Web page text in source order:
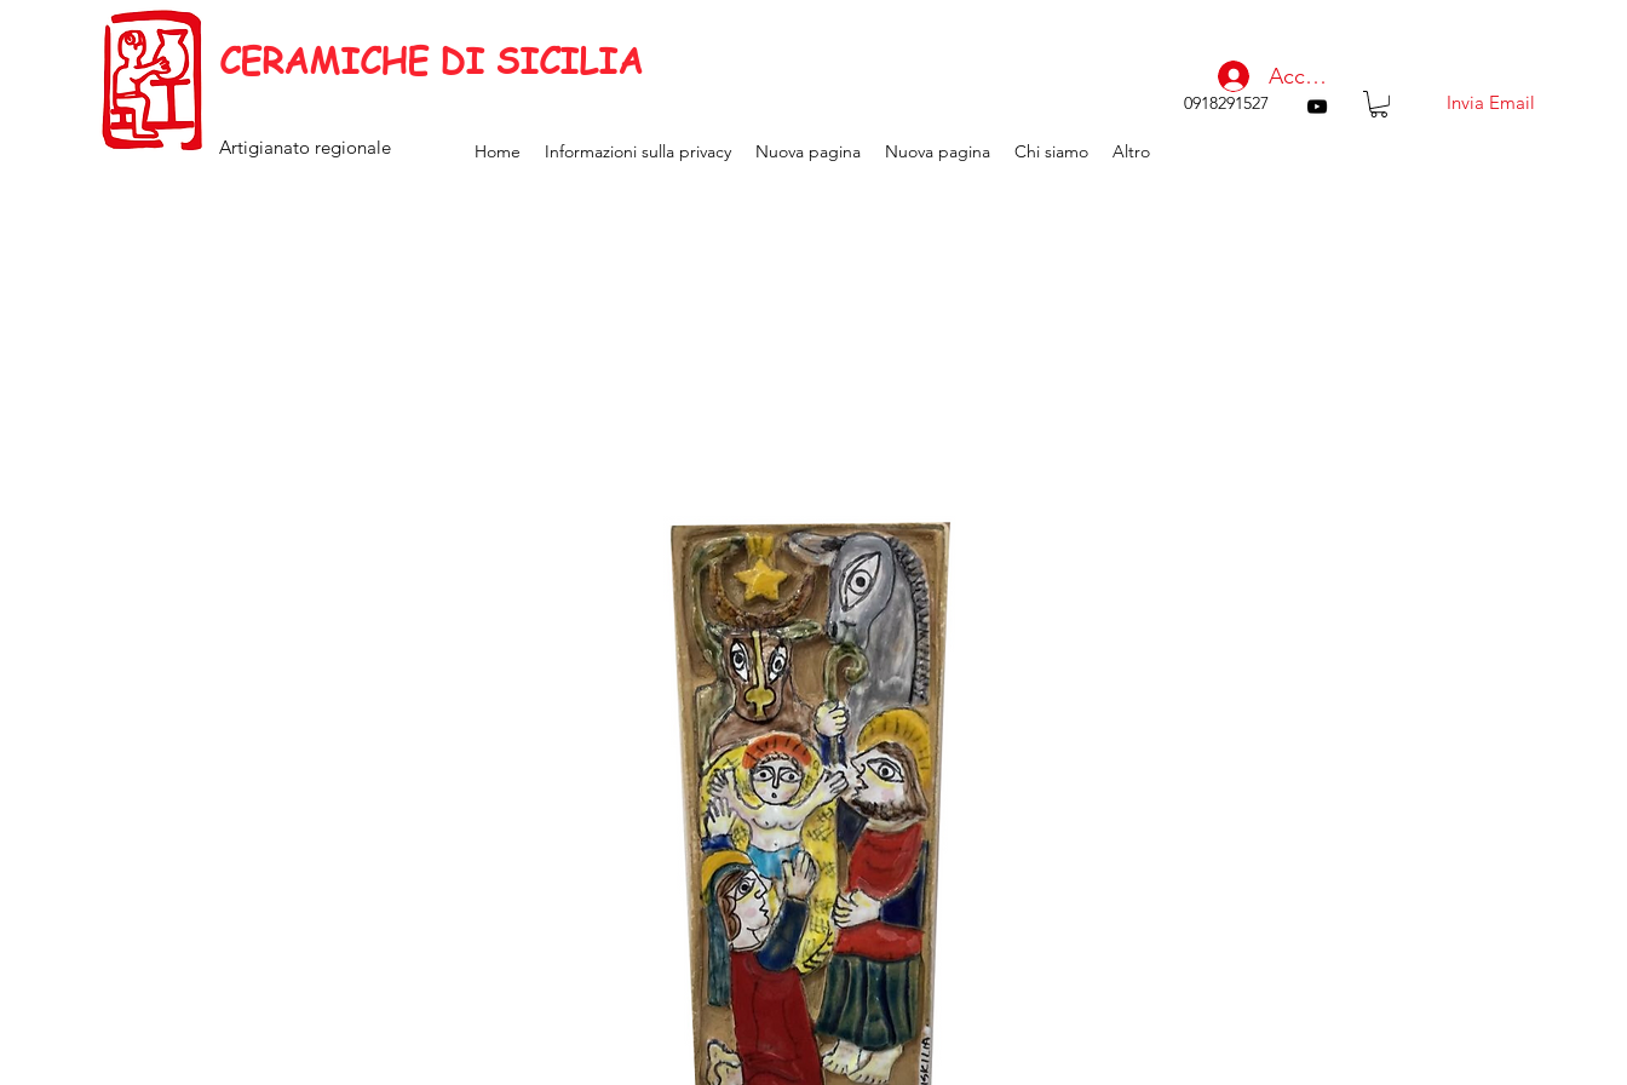
CERAMICHE DI SICILIA
Artigianato regionale
0918291527 Invia Email
Home Informazioni sulla privacy Nuova pagina Nuova pagina Chi siamo Altro
Accedi